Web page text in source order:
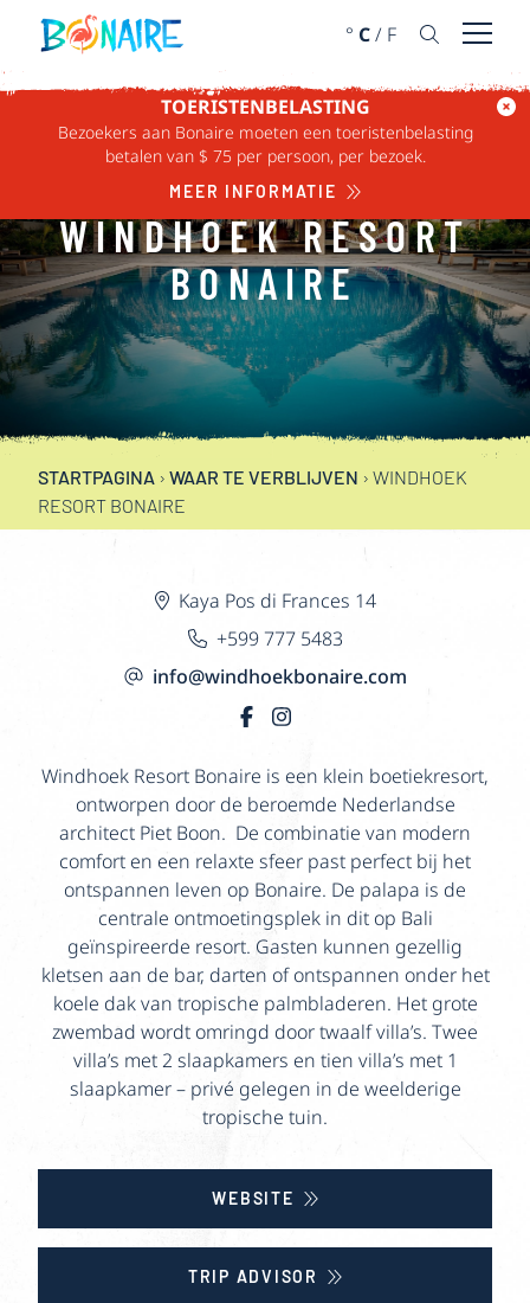
DOORGAAN NAAR ARTIKEL
° C/ F Menu
TOERISTENBELASTING
Bezoekers aan Bonaire moeten een toeristenbelasting
betalen van $ 75 per persoon, per bezoek.
MEER INFORMATIE
WINDHOEK RESORT
BONAIRE
STARTPAGINA › WAAR TE VERBLIJVEN › WINDHOEK
RESORT BONAIRE
Kaya Pos di Frances 14
+599 777 5483
info@windhoekbonaire.com
Windhoek Resort Bonaire is een klein boetiekresort,
ontworpen door de beroemde Nederlandse
architect Piet Boon. De combinatie van modern
comfort en een relaxte sfeer past perfect bij het
ontspannen leven op Bonaire. De palapa is de
centrale ontmoetingsplek in dit op Bali
geïnspireerde resort. Gasten kunnen gezellig
kletsen aan de bar, darten of ontspannen onder het
koele dak van tropische palmbladeren. Het grote
zwembad wordt omringd door twaalf villa’s. Twee
villa’s met 2 slaapkamers en tien villa’s met 1
slaapkamer – privé gelegen in de weelderige
tropische tuin.
WEBSITE
TRIP ADVISOR